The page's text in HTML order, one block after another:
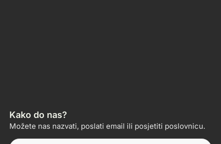
Kako do nas?
Možete nas nazvati, poslati email ili posjetiti poslovnicu.